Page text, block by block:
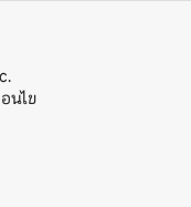
อนไข